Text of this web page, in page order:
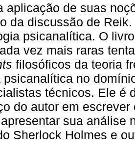
aplicação de suas
da discussão de
psicanalítica. O
vez mais raras
filosóficos da teoria
psicanalítica no
técnicos. Ele é
do autor em
sua análise
Sherlock Holmes e